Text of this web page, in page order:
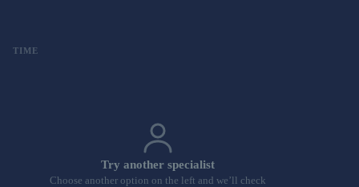
TIME
Try another specialist
Choose another option on the left and we’ll check